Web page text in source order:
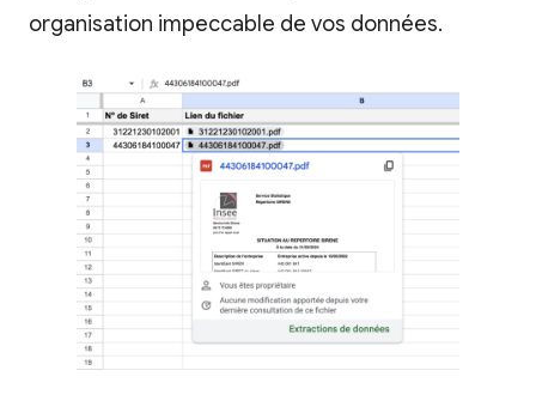
organisation impeccable de vos données.